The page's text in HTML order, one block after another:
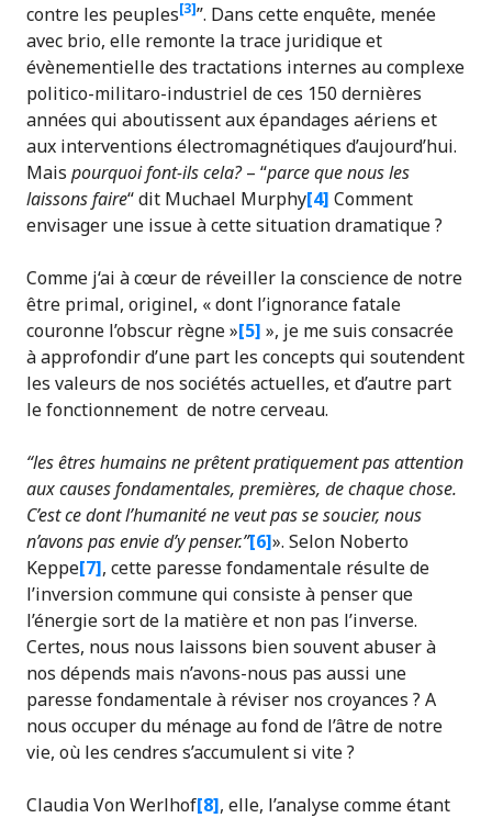
contre les peuples[3]”. Dans cette enquête, menée
avec brio, elle remonte la trace juridique et
évènementielle des tractations internes au complexe
politico-militaro-industriel de ces 150 dernières
années qui aboutissent aux épandages aériens et
aux interventions électromagnétiques d’aujourd’hui.
Mais pourquoi font-ils cela?– “parce que nous les
laissons faire“ dit Muchael Murphy[4] Comment
envisager une issue à cette situation dramatique ?
Comme j‘ai à cœur de réveiller la conscience de notre
être primal, originel, « dont l’ignorance fatale
couronne l’obscur règne »[5] », je me suis consacrée
à approfondir d’une part les concepts qui soutendent
les valeurs de nos sociétés actuelles, et d’autre part
le fonctionnement de notre cerveau.
“les êtres humains ne prêtent pratiquement pas attention
aux causes fondamentales, premières, de chaque chose.
C’est ce dont l’humanité ne veut pas se soucier, nous
n’avons pas envie d’y penser.”[6]». Selon Noberto
Keppe[7], cette paresse fondamentale résulte de
l’inversion commune qui consiste à penser que
l’énergie sort de la matière et non pas l’inverse.
Certes, nous nous laissons bien souvent abuser à
nos dépends mais n’avons-nous pas aussi une
paresse fondamentale à réviser nos croyances ? A
nous occuper du ménage au fond de l’âtre de notre
vie, où les cendres s’accumulent si vite ?
Claudia Von Werlhof[8], elle, l’analyse comme étant